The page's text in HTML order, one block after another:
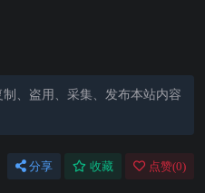
、盗用、采集、发布本站内容
分享 收藏 点赞(0)